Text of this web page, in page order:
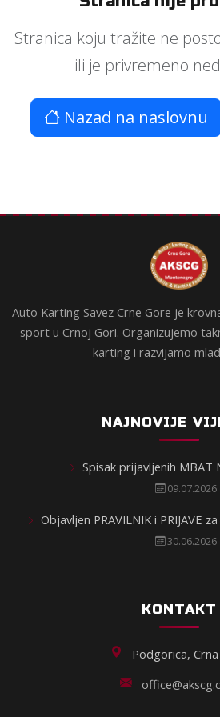
Stranica koju tražite ne
ili je privremeno
Nazad na naslovnu
Auto Karting Savez Crne Gore je
sport u Crnoj Gori. Organizujemo
karting i razvijamo
NAJNOVIJE
Spisak prijavljenih MBAT
09.07.2026
Objavljen PRAVILNIK i PRIJAVE
30.06.2026
KONTAKT
Podgorica,